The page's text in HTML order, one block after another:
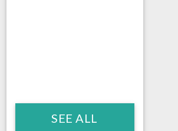
SEE ALL